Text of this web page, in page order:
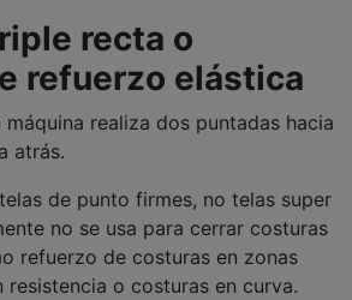
recta o
refuerzo elástica
realiza dos puntadas hacia
atrás.
de punto firmes, no telas super
no se usa para cerrar costuras
refuerzo de costuras en zonas
resistencia o costuras en curva.